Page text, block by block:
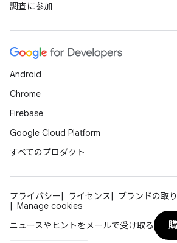
調査に参加
Android
Chrome
Firebase
Google Cloud Platform
すべてのプロダクト
プライバシー ライセンス
ブランドの取
Manage cookies
ニュースやヒントをメールで受け取る